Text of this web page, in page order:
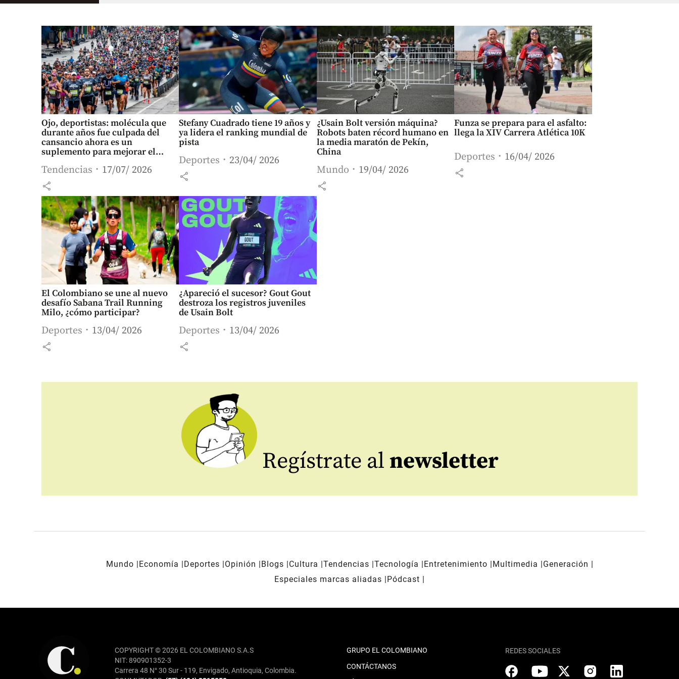
Ojo, deportistas: molécula que
durante años fue culpada del
cansancio ahora es un
suplemento para mejorar el
Tendencias 17/07/ 2026
share
Stefany Cuadrado tiene 19 años y
ya lidera el ranking mundial de
pista
Deportes 23/04/ 2026
share
¿Usain Bolt versión máquina?
Robots baten récord humano en
la media maratón de Pekín,
China
Mundo 19/04/ 2026
share
Funza se prepara para el asfalto:
llega la XIV Carrera Atlética 10K
Deportes 16/04/ 2026
share
El Colombiano se une al nuevo
desafío Sabana Trail Running
Milo, ¿cómo participar?
Deportes 13/04/ 2026
share
¿Apareció el sucesor? Gout Gout
destroza los registros juveniles
de Usain Bolt
Deportes 13/04/ 2026
share
Regístrate al newsletter
Mundo Economía Deportes Opinión Blogs Cultura Tendencias Tecnología Entretenimiento Multimedia
Generación
Especiales marcas aliadas
Pódcast
COPYRIGHT © 2026 EL COLOMBIANO S.A.S
NIT: 890901352-3
Carrera 48 N° 30 Sur - 119, Envigado, Antioquia, Colombia.
GRUPO EL COLOMBIANO
CONTÁCTANOS
REDES SOCIALES